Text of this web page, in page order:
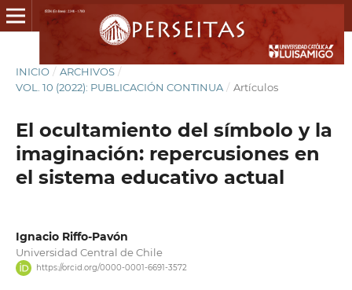
INICIO / ARCHIVOS /
VOL. 10 (2022): PUBLICACIÓN CONTINUA / Artículos
El ocultamiento del símbolo y la
imaginación: repercusiones en
el sistema educativo actual
Ignacio Riffo-Pavón
Universidad Central de Chile
https://orcid.org/0000-0001-6691-3572